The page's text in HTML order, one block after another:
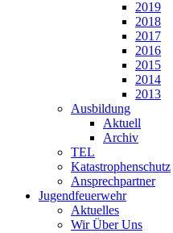
2019
2018
2017
2016
2015
2014
2013
Ausbildung
Aktuell
Archiv
TEL
Katastrophenschutz
Ansprechpartner
Jugendfeuerwehr
Aktuelles
Wir Über Uns